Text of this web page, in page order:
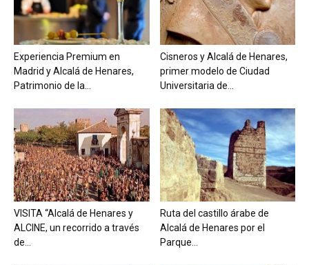
Experiencia Premium en
Madrid y Alcalá de Henares,
Patrimonio de la...
Cisneros y Alcalá de Henares,
primer modelo de Ciudad
Universitaria de...
VISITA “Alcalá de Henares y
ALCINE, un recorrido a través
de...
Ruta del castillo árabe de
Alcalá de Henares por el
Parque...